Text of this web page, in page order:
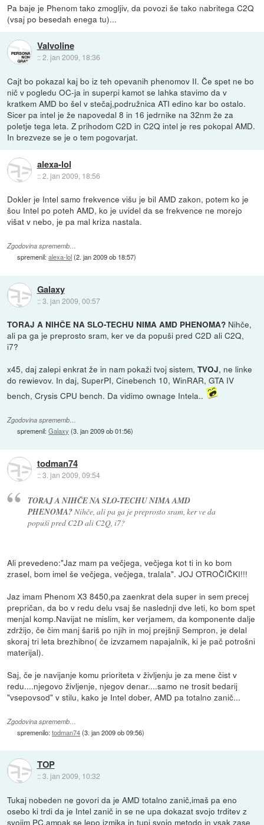
Pa baje je Phenom tako zmogljiv, da povozi še tako nabritega C2Q
(vsaj po besedah enega tu)...
Valvoline
::2. jan 2009, 18:36
Cajt bo pokazal kaj bo iz teh opevanih phenomov II. Če spet ne bo
nič v pogledu OC-ja in superpi kamot se lahka stavimo da v
kratkem AMD bo šel v stečaj,podružnica ATI edino kar bo ostalo.
Sicer pa intel je že napovedal 8 in 16 jedrnike na 32nm že za
poletje tega leta. Z prihodom C2D in C2Q intel je res pokopal AMD.
In brezveze se je o tem pogovarjat.
alexa-lol
::2. jan 2009, 18:56
Dokler je Intel samo frekvence višu je bil AMD zakon, potem ko je
šou Intel po poteh AMD, ko je uvidel da se frekvence ne morejo
višat v nebo, je pa mal kriza nastala.
Zgodovina sprememb…
spremenil:alexa-lol(2. jan 2009 ob 18:57)
Galaxy
::3. jan 2009, 00:57
TORAJ A NIHČE NA SLO-TECHU NIMA AMD PHENOMA? Nihče,
ali pa ga je preprosto sram, ker ve da popuši pred C2D ali C2Q,
i7?
x45, daj zalepi enkrat že in nam pokaži tvoj sistem,TVOJ, ne linke
do rewievov. In daj, SuperPI, Cinebench 10, WinRAR, GTA IV
bench, Crysis CPU bench. Da vidimo ownage Intela..
Zgodovina sprememb…
spremenil:Galaxy (3. jan 2009 ob 01:56)
todman74
::3. jan 2009, 09:54
TORAJ A NIHČE NA SLO-TECHU NIMA AMD
PHENOMA?Nihče, ali pa ga je preprosto sram, ker ve da
popuši pred C2D ali C2Q, i7?
Ali prevedeno:"Jaz mam pa večjega, večjega kot ti in ko bom
zrasel, bom imel še večjega, večjega, tralala". JOJ OTROČIČKI!!!
Jaz imam Phenom X3 8450,pa zaenkrat dela super in sem precej
prepričan, da bo v redu delu vsaj še naslednji dve leti, ko bom spet
menjal komp.Navijat ne mislim, ker verjamem, da komponente dalje
zdržijo, če čim manj šariš po njih in moj prejšnji Sempron, je delal
skoraj tri leta brezhibno( če izvzamem napajalnik, ki je pač potrošni
materijal).
Saj, če je navijanje komu prioriteta v življenju je za mene čist v
redu....njegovo življenje, njegov denar....samo ne trosit bedarij
"vsepovsod" v stilu, kako je Intel dober, AMD pa totalno zanič...
Zgodovina sprememb…
spremenilo:todman74(3. jan 2009 ob 09:56)
TOP
::3. jan 2009, 10:32
Tukaj nobeden ne govori da je AMD totalno zanič,imaš pa eno
osebo ki trdi da je Intel zanič in se ne upa dokazat svojo trditev z
svojim PC,ampak se lepo izmika in tupi svojo metodo in vsak zase